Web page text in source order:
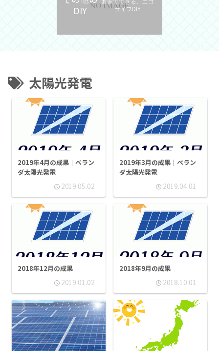
DIY
ライフDIY
太陽光発電
2019年4月の成果｜ベラン
ダ太陽光発電
2019.05.02
2019年3月の成果｜ベラン
ダ太陽光発電
2019.04.01
2018年12月の成果
2019.01.02
2018年9月の成果
2018.10.01